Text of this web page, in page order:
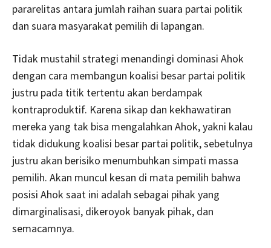
pararelitas antara jumlah raihan suara partai politik
dan suara masyarakat pemilih di lapangan.
Tidak mustahil strategi menandingi dominasi Ahok
dengan cara membangun koalisi besar partai politik
justru pada titik tertentu akan berdampak
kontraproduktif. Karena sikap dan kekhawatiran
mereka yang tak bisa mengalahkan Ahok, yakni kalau
tidak didukung koalisi besar partai politik, sebetulnya
justru akan berisiko menumbuhkan simpati massa
pemilih. Akan muncul kesan di mata pemilih bahwa
posisi Ahok saat ini adalah sebagai pihak yang
dimarginalisasi, dikeroyok banyak pihak, dan
semacamnya.